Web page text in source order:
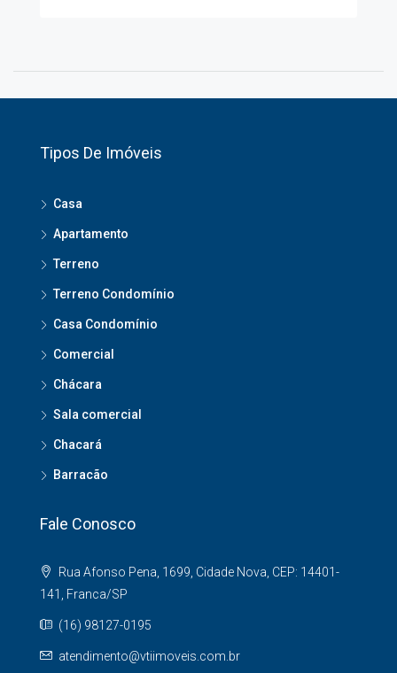
Tipos De Imóveis
Casa
Apartamento
Terreno
Terreno Condomínio
Casa Condomínio
Comercial
Chácara
Sala comercial
Chacará
Barracão
Fale Conosco
Rua Afonso Pena, 1699, Cidade Nova, CEP: 14401-
141, Franca/SP
(16) 98127-0195
atendimento@vtiimoveis.com.br